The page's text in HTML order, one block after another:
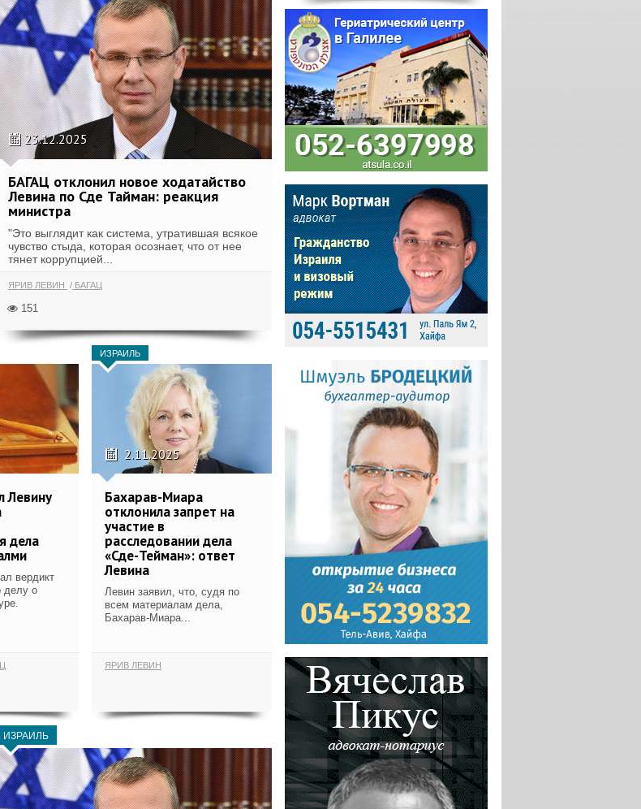
23.12.2025
БАГАЦ отклонил новое ходатайство
Левина по Сде Тайман: реакция
министра
"Это выглядит как система, утратившая всякое
чувство стыда, которая осознает, что от нее
тянет коррупцией...
ЯРИВ ЛЕВИН БАГАЦ
151
Левину
дела
вердикт
делу о
ИЗРАИЛЬ
2.11.2025
Бахарав-Миара
отклонила запрет на
участие в
расследовании дела
«Сде-Тейман»: ответ
Левина
Левин заявил, что, судя по
всем материалам дела,
Бахарав-Миара...
ЯРИВ ЛЕВИН
ИЗРАИЛЬ